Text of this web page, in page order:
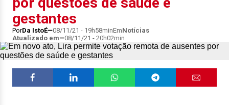
gestantes
PorDa IstoÉ 08/11/21 - 19h58minEmNotícias
Atualizado em
08/11/21 - 20h02min